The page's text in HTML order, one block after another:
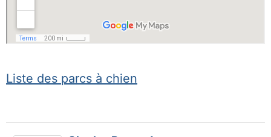
Liste des parcs à chien